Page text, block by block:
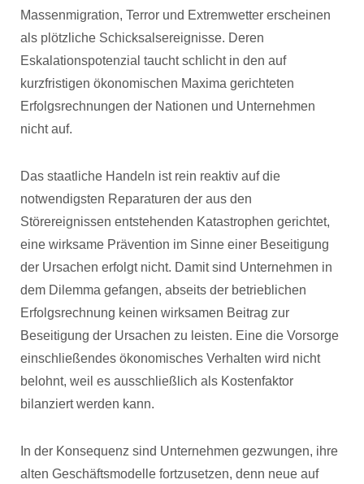
Massenmigration, Terror und Extremwetter erscheinen
als plötzliche Schicksalsereignisse. Deren
Eskalationspotenzial taucht schlicht in den auf
kurzfristigen ökonomischen Maxima gerichteten
Erfolgsrechnungen der Nationen und Unternehmen
nicht auf.
Das staatliche Handeln ist rein reaktiv auf die
notwendigsten Reparaturen der aus den
Störereignissen entstehenden Katastrophen gerichtet,
eine wirksame Prävention im Sinne einer Beseitigung
der Ursachen erfolgt nicht. Damit sind Unternehmen in
dem Dilemma gefangen, abseits der betrieblichen
Erfolgsrechnung keinen wirksamen Beitrag zur
Beseitigung der Ursachen zu leisten. Eine die Vorsorge
einschließendes ökonomisches Verhalten wird nicht
belohnt, weil es ausschließlich als Kostenfaktor
bilanziert werden kann.
In der Konsequenz sind Unternehmen gezwungen, ihre
alten Geschäftsmodelle fortzusetzen, denn neue auf